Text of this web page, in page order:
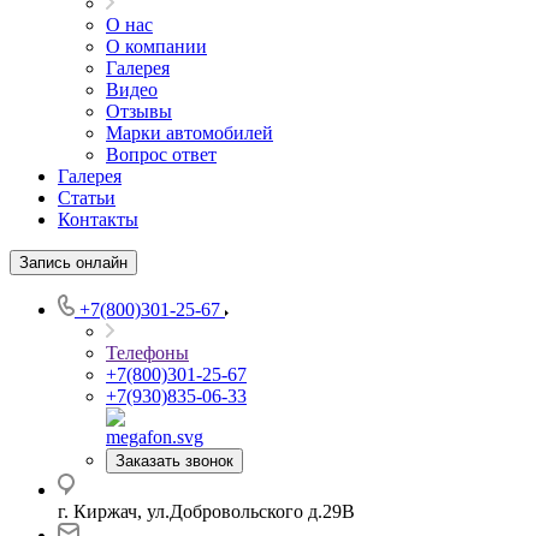
О нас
О компании
Галерея
Видео
Отзывы
Марки автомобилей
Вопрос ответ
Галерея
Статьи
Контакты
Запись онлайн
+7(800)301-25-67
Телефоны
+7(800)301-25-67
+7(930)835-06-33
Заказать звонок
г. Киржач, ул.Добровольского д.29В